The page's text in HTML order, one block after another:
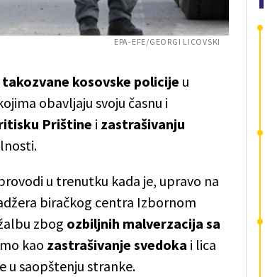
EPA-EFE/GEORGI LICOVSKI
kosovske policije u
obavljaju svoju časnu i
Prištine i zastrašivanju
u trenutku kada je, upravo na
biračkog centra Izbornom
zbog ozbiljnih malverzacija sa
kao zastrašivanje svedoka i lica
u saopštenju stranke.